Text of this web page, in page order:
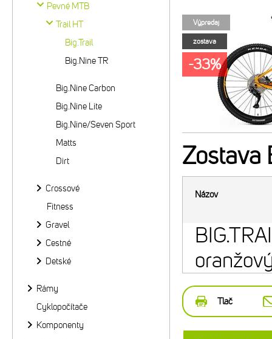
Výpredaj
zostava
-33%
Zostava
Názov
Tlač
Pevné MTB
Trail HT
Big.Trail
Big.Nine TR
Big.Nine Carbon
Big.Nine Lite
Big.Nine/Seven Sport
Matts
Dirt
Crossové
Fitness
Gravel
Cestné
Detské
Rámy
Cyklopočítače
Komponenty